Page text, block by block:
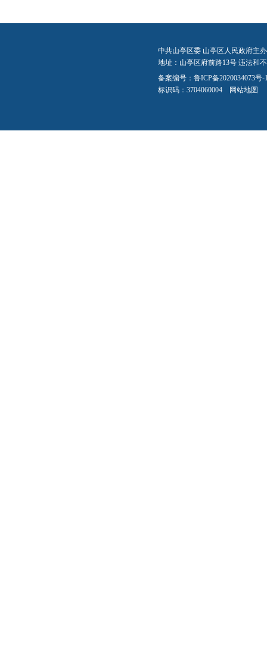
中共山亭区委 山亭区人民政府主
地址：山亭区府前路13号 违法和
备案编号： 鲁ICP备2020034073号-
标识码：3704060004 网站地图